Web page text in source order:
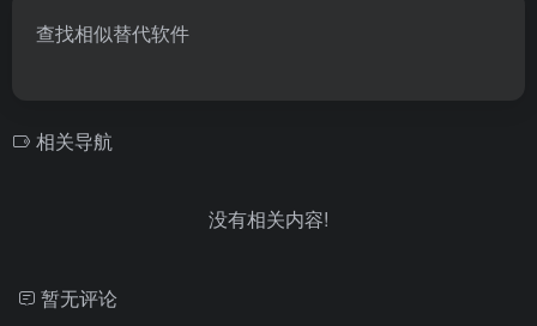
查找相似替代软件
相关导航
没有相关内容!
暂无评论